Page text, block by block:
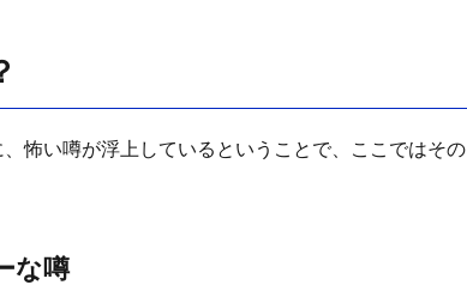
怖い噂が浮上しているということで、ここではその
な噂